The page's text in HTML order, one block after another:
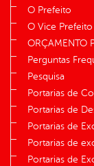
O Prefeito
O Vice Prefeito
ORÇAMENTO
Perguntas
Pesquisa
Portarias de
Portarias de
Portarias de
Portarias de
Portarias de